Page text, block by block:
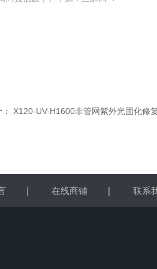
X120-UV-H1600非管网紫外光固化修复系
| 在线商铺 | 联系